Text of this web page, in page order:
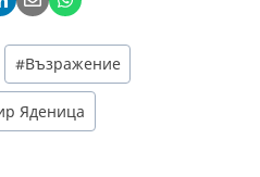
#Възражение
Яденица